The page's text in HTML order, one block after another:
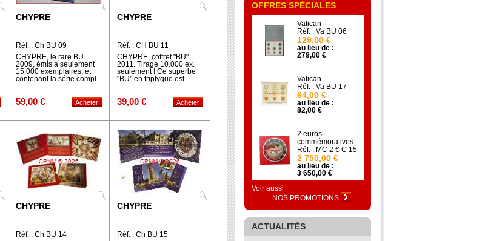
CHYPRE
Réf. : Ch BU 09
CHYPRE, le rare BU
2009, émis à seulement
15 000 exemplaires, et
contenant la série compl...
59,00 €
CHYPRE
Réf. : CH BU 11
CHYPRE, coffret "BU"
2011. Tirage 10.000 ex.
seulement ! Ce superbe
"BU" en triptyque est ...
39,00 €
CHYPRE
Réf. : Ch BU 14
CHYPRE
Réf. : Ch BU 15
OFFRES SPÉCIALES
Vatican
Réf. : Va BU 06
129,00 €
au lieu de :
279,00 €
Vatican
Réf. : Va BU 17
64,00 €
au lieu de :
82,00 €
2 euros
commémoratives
Réf. : MC 2 € C 15
2 750,00 €
au lieu de :
3 650,00 €
Voir aussi
NOS PROMOTIONS
ACTUALITÉS